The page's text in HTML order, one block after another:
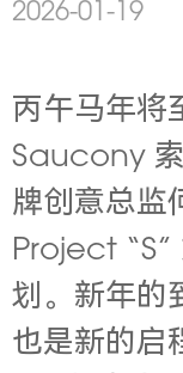
2026-01-19
丙午马年将
Saucony
牌创意总监
Project
划。新年的
也是新的启